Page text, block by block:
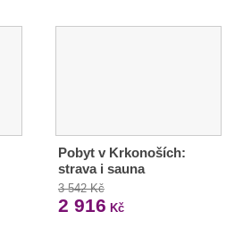
Pobyt v Krkonoších:
strava i sauna
3 542 Kč
2 916 Kč